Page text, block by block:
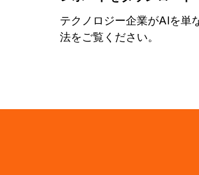
テクノロジー企業がAIを単
法をご覧ください。